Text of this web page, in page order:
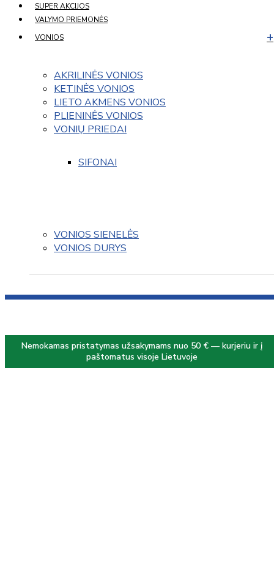
SUPER AKCIJOS
VALYMO PRIEMONĖS
VONIOS
AKRILINĖS VONIOS
KETINĖS VONIOS
LIETO AKMENS VONIOS
PLIENINĖS VONIOS
VONIŲ PRIEDAI
SIFONAI
VONIOS SIENELĖS
VONIOS DURYS
Nemokamas pristatymas užsakymams nuo 50 € — kurjeriu ir į
paštomatus visoje Lietuvoje